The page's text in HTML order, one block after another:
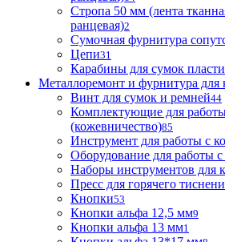
Стропа 50 мм (лента
ранцевая)2
Сумочная фурнитура
Цепи31
Карабины для сумок
Металлоремонт и фурнитура для
Винт для сумок и ремней44
Комплектующие для
(кожевничество)85
Инструмент для работы с
Оборудование для работы
Наборы инструментов для
Пресс для горячего
Кнопки53
Кнопки альфа 12,5 мм9
Кнопки альфа 13 мм1